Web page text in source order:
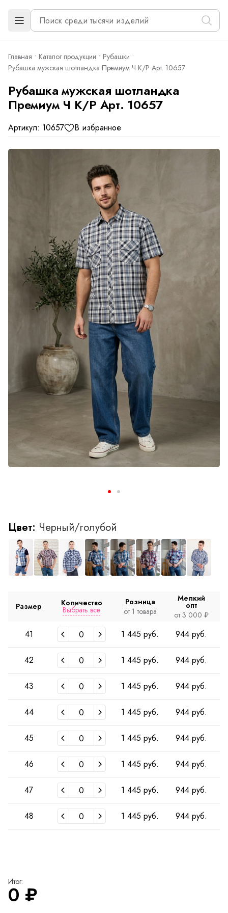
Главная Каталог продукции
Рубашки
Рубашка мужская шотландка Премиум Ч К/Р Арт. 10657
Рубашка мужская шотландка
Премиум Ч К/Р Арт. 10657
Артикул: 10657 В избранное
Цвет: Черный/голубой
Размер Количество
Выбрать все
Розница
от 1 товара
Мелкий
опт
от 3 000 ₽
41 1 445 руб. 944 руб.
42 1 445 руб. 944 руб.
43 1 445 руб. 944 руб.
44 1 445 руб. 944 руб.
45 1 445 руб. 944 руб.
46 1 445 руб. 944 руб.
47 1 445 руб. 944 руб.
48 1 445 руб. 944 руб.
Итог:
0 ₽